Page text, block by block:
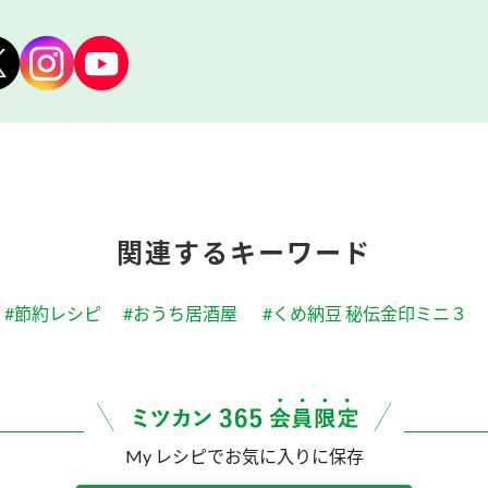
関連するキーワード
#節約レシピ #おうち居酒屋 #くめ納豆 秘伝金印ミニ３
My レシピでお気に入りに保存